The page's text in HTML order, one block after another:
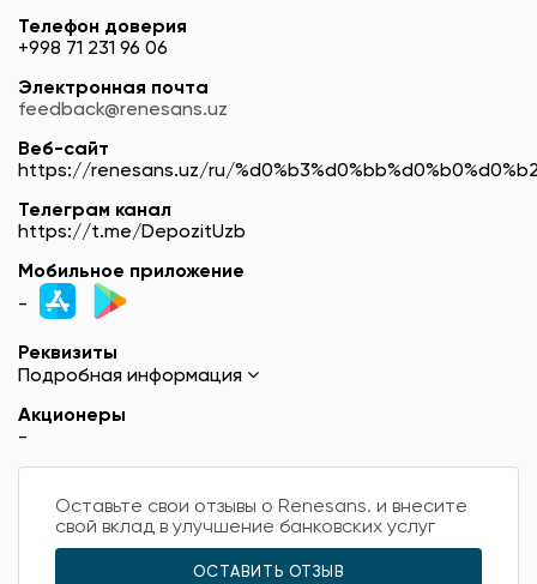
Телефон доверия
+998 71 231 96 06
Электронная почта
feedback@renesans.uz
Веб-сайт
https://renesans.uz/ru/
Телеграм канал
https://t.me/DepozitUzb
Мобильное приложение
-
Реквизиты
Подробная информация
Акционеры
-
Оставьте свои отзывы о Renesans. и внесите
свой вклад в улучшение банковских услуг
ОСТАВИТЬ ОТЗЫВ